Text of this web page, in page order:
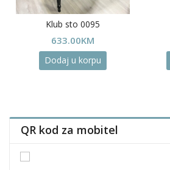
Klub sto 0095
633.00KM
Dodaj u korpu
QR kod za mobitel